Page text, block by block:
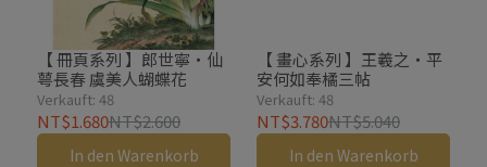
【 冊頁系列 】郎世寧・仙
萼長春 虞美人蝴蝶花
Verkauft: 48
NT$1.680NT$2.600
In den Warenkorb
【 畫心系列 】王羲之・平
安何如奉橘三帖
Verkauft: 48
NT$3.780NT$5.040
In den Warenkorb